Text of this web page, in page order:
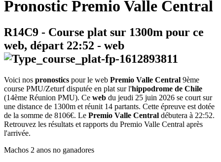
Pronostic Premio Valle Central
R14C9 - Course plat sur 1300m pour ce
web, départ 22:52 - web
Voici nos pronostics pour le web Premio Valle Central 9ème
course PMU/Zeturf disputée en plat sur l'hippodrome de Chile
(14ème Réunion PMU). Ce web du jeudi 25 juin 2026 se court sur
une distance de 1300m et réunit 14 partants. Cette épreuve est dotée
de la somme de 8106€. Le Premio Valle Central débutera à 22:52.
Retrouvez les résultats et rapports du Premio Valle Central après
l'arrivée.
Machos 2 anos no ganadores